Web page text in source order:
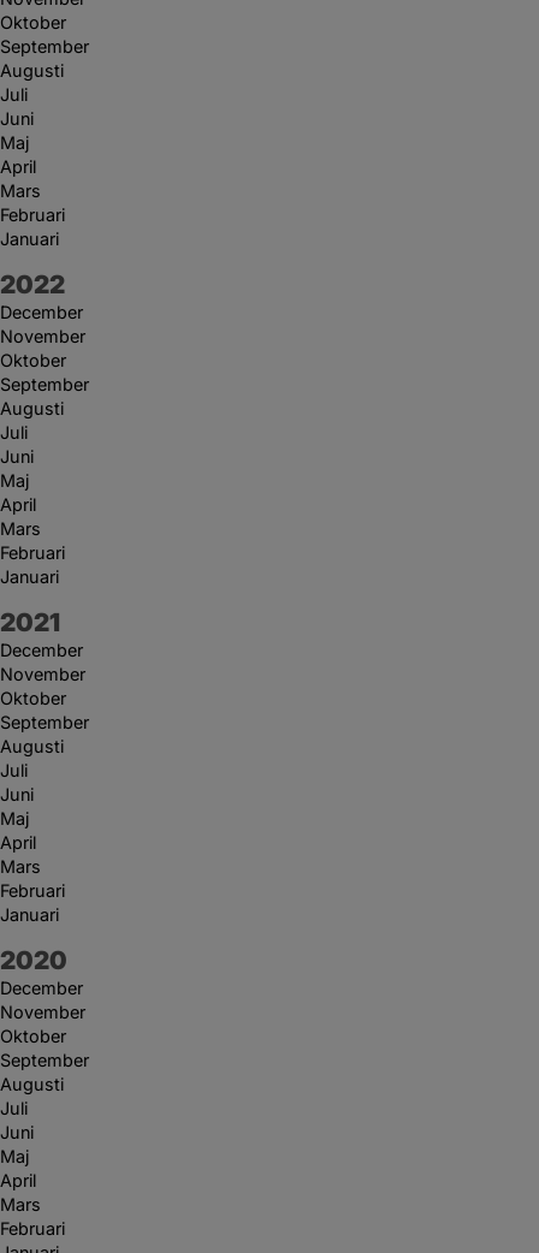
Oktober
September
Augusti
Juli
Juni
Maj
April
Mars
Februari
Januari
År:
2022
December
November
Oktober
September
Augusti
Juli
Juni
Maj
April
Mars
Februari
Januari
År:
2021
December
November
Oktober
September
Augusti
Juli
Juni
Maj
April
Mars
Februari
Januari
År:
2020
December
November
Oktober
September
Augusti
Juli
Juni
Maj
April
Mars
Februari